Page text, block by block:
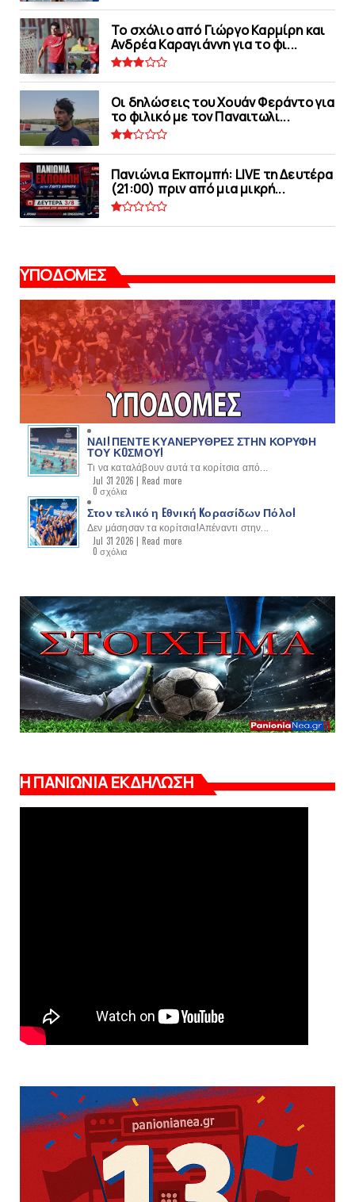
Το σχόλιο από Γιώργο Καρμίρη και
Ανδρέα Καραγιάννη για το φι...
Οι δηλώσεις του Χουάν Φεράντο για
το φιλικό με τoν Παναιτωλι...
Πανιώνια Εκπομπή: LIVE τη Δευτέρα
(21:00) πριν από μια μικρή...
ΥΠΟΔΟΜΕΣ
ΝΑΙ! ΠΕΝΤΕ ΚΥΑΝΕΡΥΘΡΕΣ ΣΤΗΝ ΚΟΡΥΦΗ
ΤΟΥ ΚOΣΜΟΥ!
Τι να καταλάβουν αυτά τα κορίτσια από...
Jul 31 2026 | Read more
0 σχόλια
Στον τελικό η Eθνική Kορασίδων Πόλο!
Δεν μάσησαν τα κορίτσια!Απέναντι στην...
Jul 31 2026 | Read more
0 σχόλια
Η ΠΑΝΙΩΝΙΑ ΕΚΔΗΛΩΣΗ